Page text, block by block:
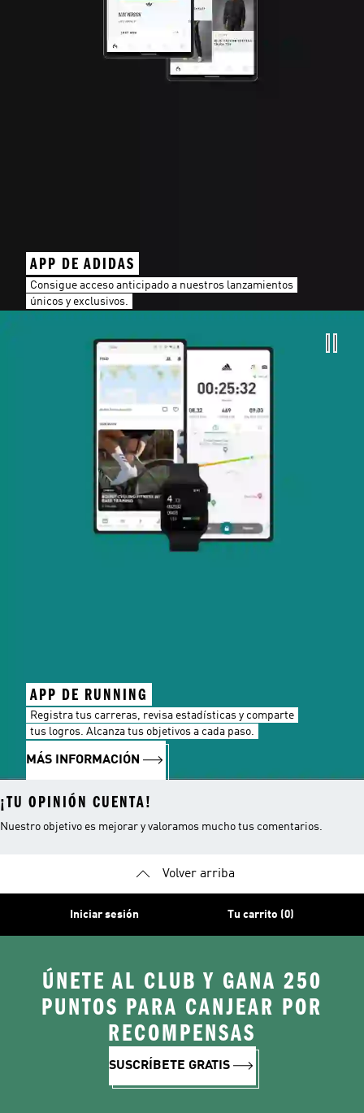
APP DE ADIDAS
Consigue acceso anticipado a nuestros lanzamientos
únicos y exclusivos.
APP DE RUNNING
Registra tus carreras, revisa estadísticas y comparte
tus logros. Alcanza tus objetivos a cada paso.
MÁS INFORMACIÓN
¡TU OPINIÓN CUENTA!
Nuestro objetivo es mejorar y valoramos mucho tus comentarios.
Volver arriba
Iniciar sesión Tu carrito (0)
ÚNETE AL CLUB Y GANA 250
PUNTOS PARA CANJEAR POR
RECOMPENSAS
SUSCRÍBETE GRATIS